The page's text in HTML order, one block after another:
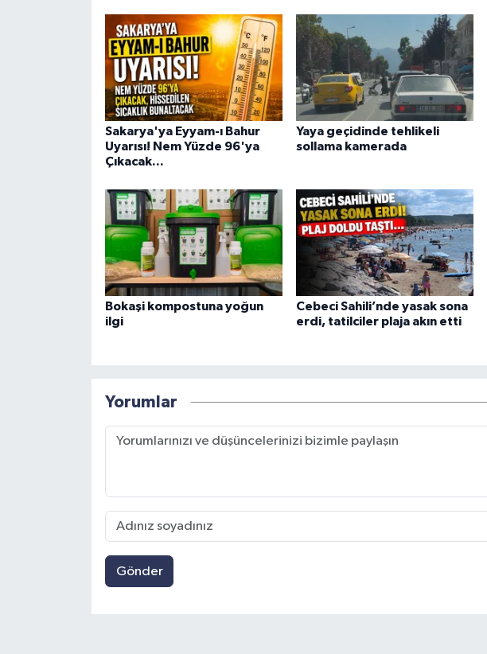
Sakarya'ya Eyyam-ı Bahur
Uyarısı! Nem Yüzde 96'ya
Çıkacak...
Yaya geçidinde tehlikeli
sollama kamerada
Bokaşi kompostuna yoğun
ilgi
Cebeci Sahili’nde yasak sona
erdi, tatilciler plaja akın etti
Yorumlar
Gönder